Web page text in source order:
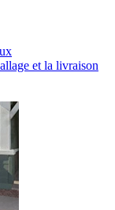
et la livraison